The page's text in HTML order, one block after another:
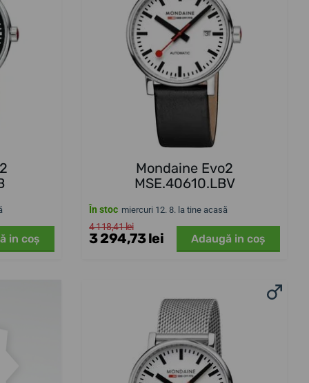
in coş
Mondaine Evo2
MSE.40610.LBV
În stoc miercuri 12. 8. la tine acasă
4 118,41 lei
3 294,73 lei Adaugă in coş